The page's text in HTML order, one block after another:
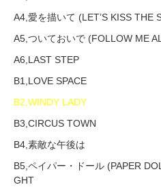
A4,愛を描いて (LET’S KISS THE
A5,ついておいで (FOLLOW ME
A6,LAST STEP
B1,LOVE SPACE
B2,WINDY LADY
B3,CIRCUS TOWN
B4,素敵な午後は
B5,ペイパー・ドール (PAPER
GHT